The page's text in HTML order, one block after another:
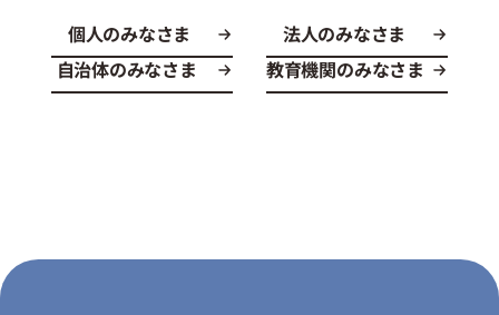
個人のみなさま
法人のみなさま
自治体のみなさま
教育機関のみなさま